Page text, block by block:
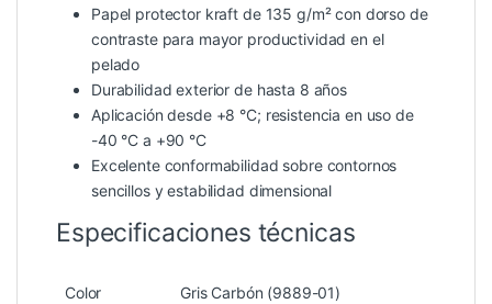
Papel protector kraft de 135 g/m² con dorso de
contraste para mayor productividad en el
pelado
Durabilidad exterior de hasta 8 años
Aplicación desde +8 °C; resistencia en uso de
-40 °C a +90 °C
Excelente conformabilidad sobre contornos
sencillos y estabilidad dimensional
Especificaciones técnicas
Color Gris Carbón (9889-01)